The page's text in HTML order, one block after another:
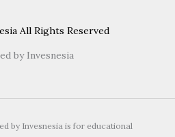
All Rights Reserved
by Invesnesia
by Invesnesia is for educational